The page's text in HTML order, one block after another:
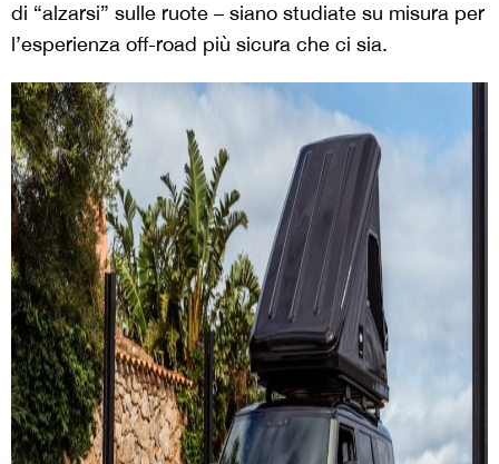
di “alzarsi” sulle ruote – siano studiate su misura per
l’esperienza off-road più sicura che ci sia.